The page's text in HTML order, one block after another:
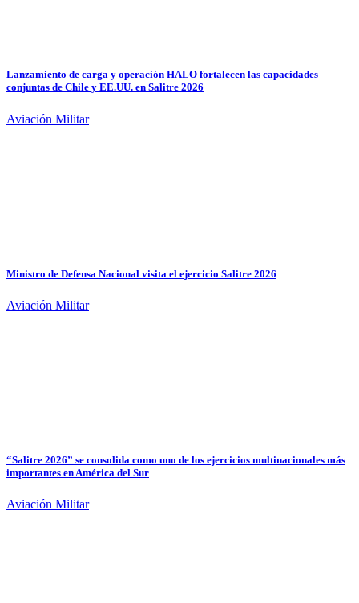
Lanzamiento de carga y operación HALO fortalecen las capacidades
conjuntas de Chile y EE.UU. en Salitre 2026
Aviación Militar
Ministro de Defensa Nacional visita el ejercicio Salitre 2026
Aviación Militar
“Salitre 2026” se consolida como uno de los ejercicios multinacionales más
importantes en América del Sur
Aviación Militar